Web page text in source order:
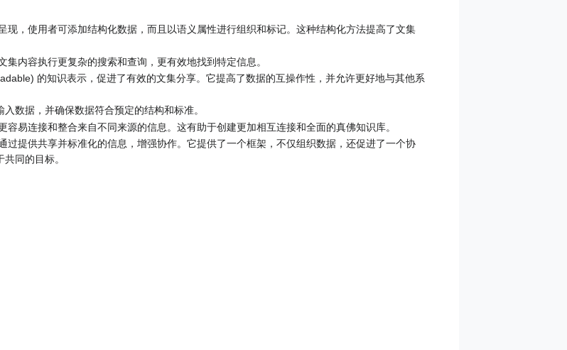
现，使用者可添加结构化数据，而且以语义属性进行组织和标记。这种结构化方法提高了文集
集内容执行更复杂的搜索和查询，更有效地找到特定信息。
的知识表示，促进了有效的文集分享。它提高了数据的互操作性，并允许更好地与其他系
数据，并确保数据符合预定的结构和标准。
容易连接和整合来自不同来源的信息。这有助于创建更加相互连接和全面的真佛知识库。
过提供共享并标准化的信息，增强协作。它提供了一个框架，不仅组织数据，还促进了一个协
同的目标。